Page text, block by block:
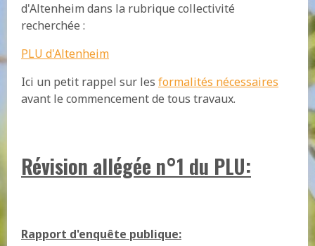
d'Altenheim dans la rubrique collectivité
recherchée :
PLU d'Altenheim
Ici un petit rappel sur les formalités nécessaires
avant le commencement de tous travaux.
Révision allégée n°1 du PLU:
Rapport d'enquête publique: